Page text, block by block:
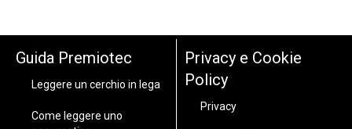
Guida Premiotec
Leggere un cerchio in lega
Come leggere uno
Privacy e Cookie
Policy
Privacy